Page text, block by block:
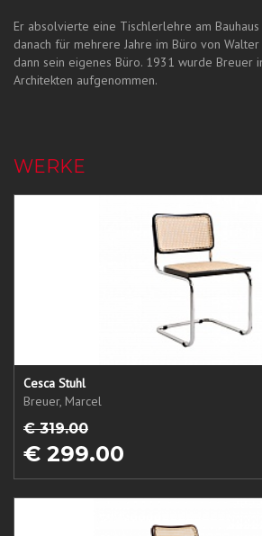
Er absolvierte eine Tischlerlehre am
danach für mehrere Jahre im Büro von
dann sein eigenes Büro. 1931 wurde Breuer
Architekten aufgenommen.
WERKE
Cesca Stuhl
Breuer, Marcel
€ 319.00
€ 299.00